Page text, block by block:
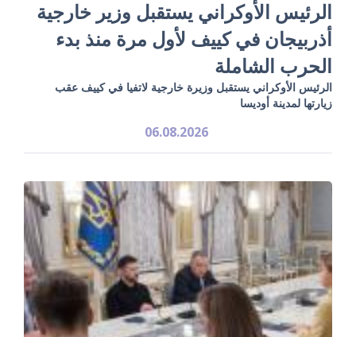
الرئيس الأوكراني يستقبل وزير خارجية
أذربيجان في كييف لأول مرة منذ بدء
الحرب الشاملة
الرئيس الأوكراني يستقبل وزيرة خارجية لاتفيا في كييف عقب
زيارتها لمدينة أوديسا
06.08.2026